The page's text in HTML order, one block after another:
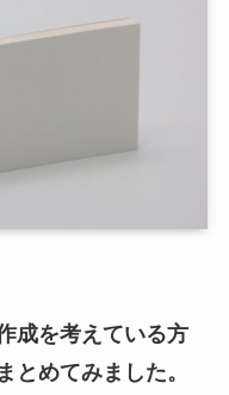
成を考えている方
とめてみました。